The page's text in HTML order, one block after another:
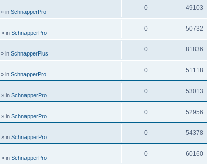
» in SchnapperPro
0 49103
» in SchnapperPro
0 50732
» in SchnapperPlus
0 81836
» in SchnapperPro
0 51118
» in SchnapperPro
0 53013
» in SchnapperPro
0 52956
» in SchnapperPro
0 54378
» in SchnapperPro
0 60160